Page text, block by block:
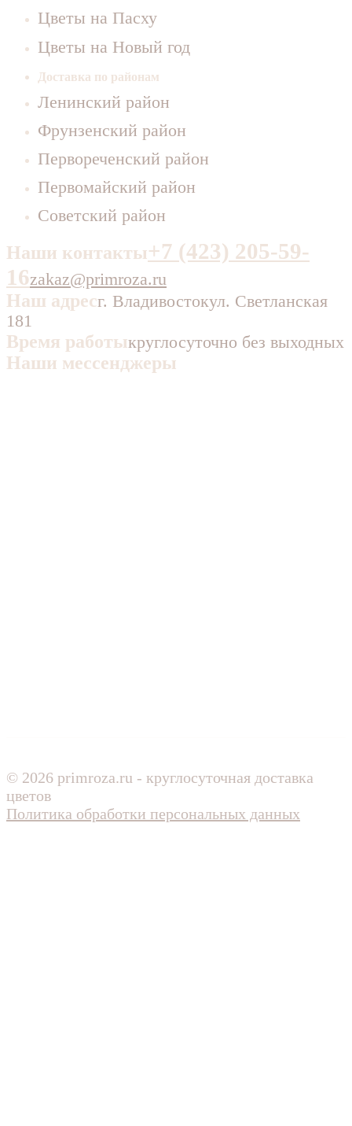
Цветы на Пасху
Цветы на Новый год
Доставка по районам
Ленинский район
Фрунзенский район
Первореченский район
Первомайский район
Советский район
Наши контакты+7 (423) 205-59-
16zakaz@primroza.ru
Наш адресг. Владивостокул. Светланская
181
Время работыкруглосуточно без выходных
Наши мессенджеры
© 2026 primroza.ru - круглосуточная доставка
цветов
Политика обработки персональных данных